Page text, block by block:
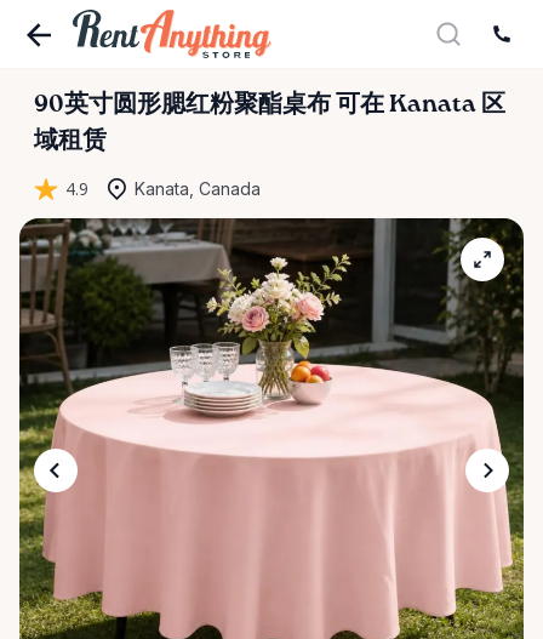
90英寸圆形腮红粉聚酯桌布 可在 Kanata 区
域租赁
4.9 Kanata, Canada